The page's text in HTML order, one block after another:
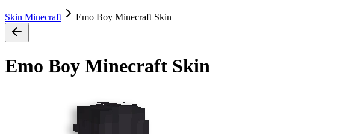
Skin Minecraft Emo Boy Minecraft Skin
Emo Boy Minecraft Skin